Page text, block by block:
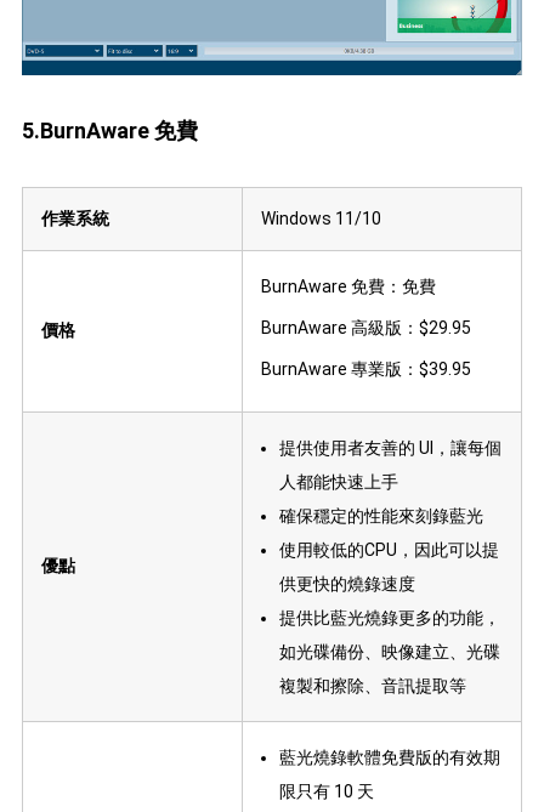
5.BurnAware 免費
作業系統 Windows 11/10
價格
BurnAware 免費：免費
BurnAware 高級版：$29.95
BurnAware 專業版：$39.95
優點
提供使用者友善的 UI，讓每個
人都能快速上手
確保穩定的性能來刻錄藍光
使用較低的CPU，因此可以提
供更快的燒錄速度
提供比藍光燒錄更多的功能，
如光碟備份、映像建立、光碟
複製和擦除、音訊提取等
藍光燒錄軟體免費版的有效期
限只有 10 天